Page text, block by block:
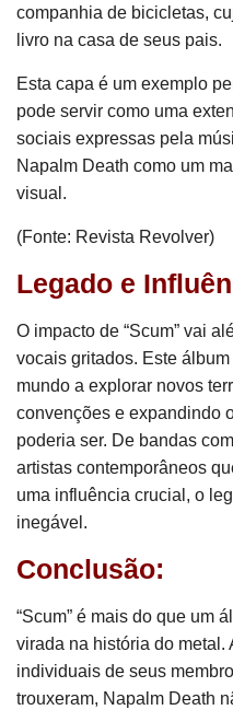
companhia de bicicletas,
livro na casa de seus pais.
Esta capa é um exemplo
pode servir como uma
sociais expressas pela
Napalm Death como um
visual.
(Fonte: Revista Revolver)
Legado e
O impacto de “Scum” vai
vocais gritados. Este
mundo a explorar novos
convenções e expandindo
poderia ser. De bandas
artistas contemporâneos
uma influência crucial, o
inegável.
Conclusão:
“Scum” é mais do que um
virada na história do metal.
individuais de seus
trouxeram, Napalm Death